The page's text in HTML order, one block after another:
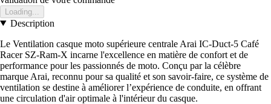
Loading...
Description
Le Ventilation casque moto supérieure centrale Arai IC-Duct-5 Café
Racer SZ-Ram-X incarne l'excellence en matière de confort et de
performance pour les passionnés de moto. Conçu par la célèbre
marque Arai, reconnu pour sa qualité et son savoir-faire, ce système de
ventilation se destine à améliorer l’expérience de conduite, en offrant
une circulation d'air optimale à l'intérieur du casque.